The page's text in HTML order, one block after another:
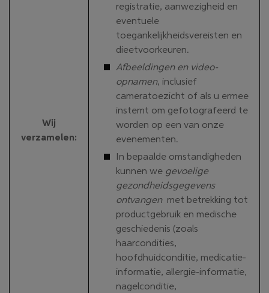
Wij
verzamelen:
registratie, aanwezigheid en
eventuele
toegankelijkheidsvereisten en
dieetvoorkeuren.
Afbeeldingen en video-
opnamen, inclusief
cameratoezicht of als u ermee
instemt om gefotografeerd te
worden op een van onze
evenementen.
In bepaalde omstandigheden
kunnen we gevoelige
gezondheidsgegevens
ontvangen met betrekking tot
productgebruik en medische
geschiedenis (zoals
haarcondities,
hoofdhuidconditie, medicatie-
informatie, allergie-informatie,
nagelconditie,